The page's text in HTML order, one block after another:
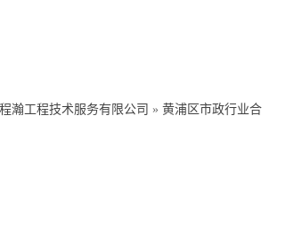
程瀚工程技术服务有限公司 » 黄浦区市政行业合